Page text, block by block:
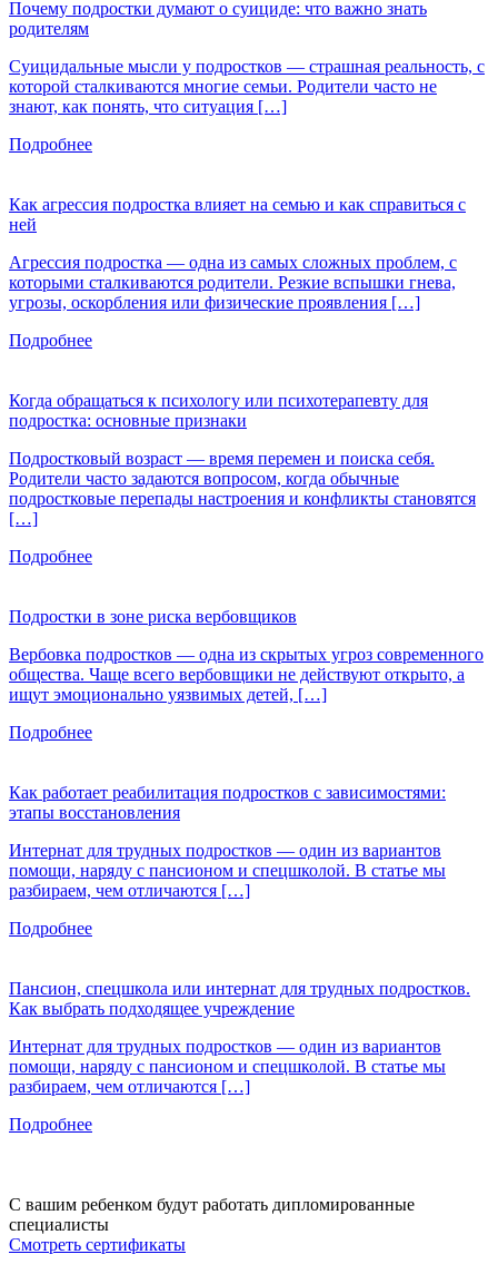
Почему подростки думают о суициде: что важно знать
родителям
Суицидальные мысли у подростков — страшная реальность, с
которой сталкиваются многие семьи. Родители часто не
знают, как понять, что ситуация […]
Подробнее
Как агрессия подростка влияет на семью и как справиться с
ней
Агрессия подростка — одна из самых сложных проблем, с
которыми сталкиваются родители. Резкие вспышки гнева,
угрозы, оскорбления или физические проявления […]
Подробнее
Когда обращаться к психологу или психотерапевту для
подростка: основные признаки
Подростковый возраст — время перемен и поиска себя.
Родители часто задаются вопросом, когда обычные
подростковые перепады настроения и конфликты становятся
[…]
Подробнее
Подростки в зоне риска вербовщиков
Вербовка подростков — одна из скрытых угроз современного
общества. Чаще всего вербовщики не действуют открыто, а
ищут эмоционально уязвимых детей, […]
Подробнее
Как работает реабилитация подростков с зависимостями:
этапы восстановления
Интернат для трудных подростков — один из вариантов
помощи, наряду с пансионом и спецшколой. В статье мы
разбираем, чем отличаются […]
Подробнее
Пансион, спецшкола или интернат для трудных подростков.
Как выбрать подходящее учреждение
Интернат для трудных подростков — один из вариантов
помощи, наряду с пансионом и спецшколой. В статье мы
разбираем, чем отличаются […]
Подробнее
С вашим ребенком будут работать дипломированные
специалисты
Смотреть сертификаты